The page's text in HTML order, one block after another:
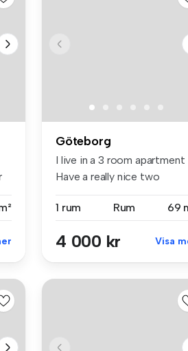
Göteborg
I live in a 3 room apartment
Have a really nice two
1 rum
Rum 69
4 000 kr Visa